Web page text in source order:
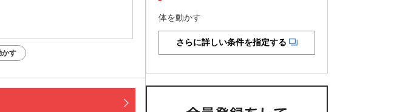
かす
体を動かす
さらに詳しい条件を指定する